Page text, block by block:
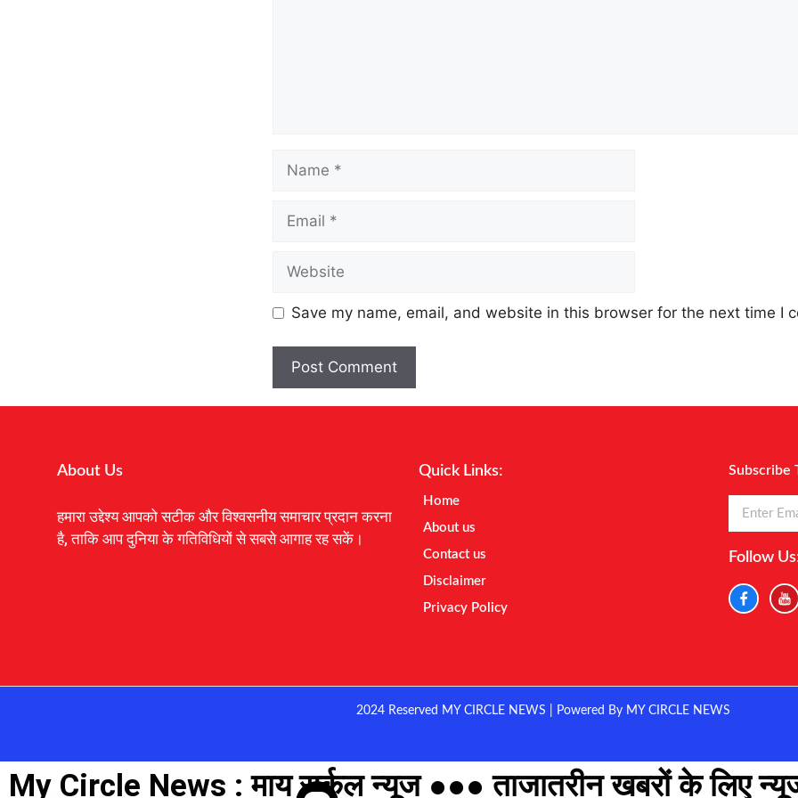
Save my name, email, and website in this browser for the next time I
About Us
हमारा उद्देश्य आपको सटीक और विश्वसनीय समाचार प्रदान करना
है, ताकि आप दुनिया के गतिविधियों से सबसे आगाह रह सकें।
Quick Links:
Home
About us
Contact us
Disclaimer
Privacy Policy
Subscribe
Follow
2024 Reserved MY CIRCLE NEWS | Powered By MY CIRCLE NEWS
My Circle News : माय सर्कल न्यूज ●●● ताजातरीन खबरों के लिए न्यूज